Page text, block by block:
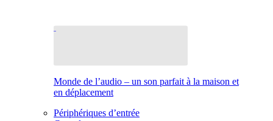
Monde de l’audio – un son parfait à la maison et
en déplacement
Périphériques d’entrée